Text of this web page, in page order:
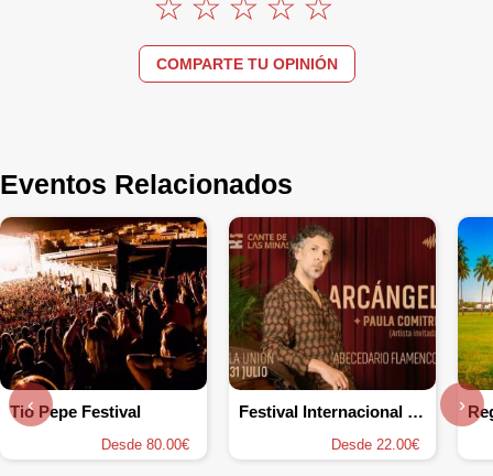
COMPARTE TU OPINIÓN
Eventos Relacionados
Tio Pepe Festival
Desde 80.00€
Festival Internacional del Cante de las Minas
Desde 22.00€
‹ ›